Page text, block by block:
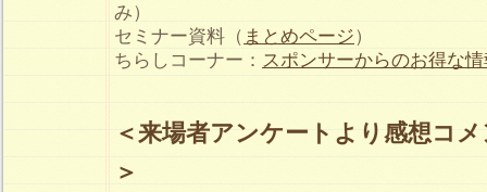
み）
セミナー資料（ まとめページ）
ちらしコーナー： スポンサーからのお得な
＜来場者アンケートより感想コ
＞